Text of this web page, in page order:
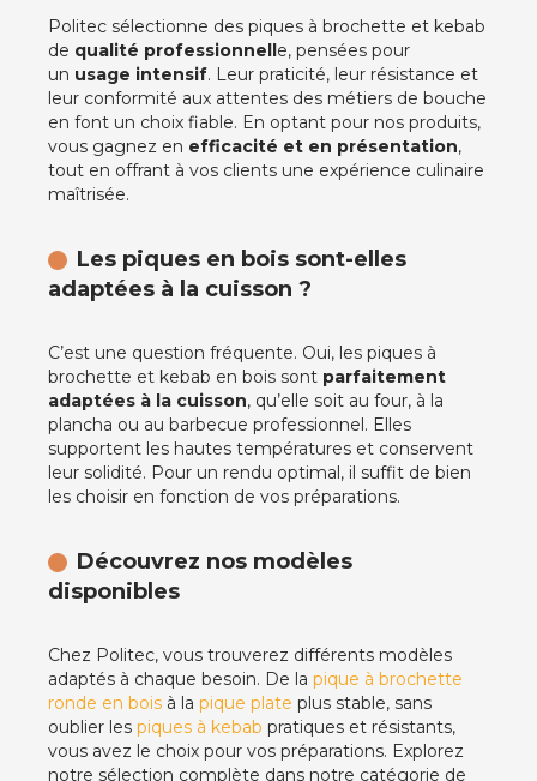
Politec sélectionne des piques à brochette et kebab
de qualité professionnell e, pensées pour
un usage intensif. Leur praticité, leur résistance et
leur conformité aux attentes des métiers de bouche
en font un choix fiable. En optant pour nos produits,
vous gagnez en efficacité et en présentation,
tout en offrant à vos clients une expérience culinaire
maîtrisée.
Les piques en bois sont-elles
adaptées à la cuisson ?
C’est une question fréquente. Oui, les piques à
brochette et kebab en bois sont parfaitement
adaptées à la cuisson, qu’elle soit au four, à la
plancha ou au barbecue professionnel. Elles
supportent les hautes températures et conservent
leur solidité. Pour un rendu optimal, il suffit de bien
les choisir en fonction de vos préparations.
Découvrez nos modèles
disponibles
Chez Politec, vous trouverez différents modèles
adaptés à chaque besoin. De la pique à brochette
ronde en bois à la pique plate plus stable, sans
oublier les piques à kebab pratiques et résistants,
vous avez le choix pour vos préparations. Explorez
notre sélection complète dans notre catégorie de